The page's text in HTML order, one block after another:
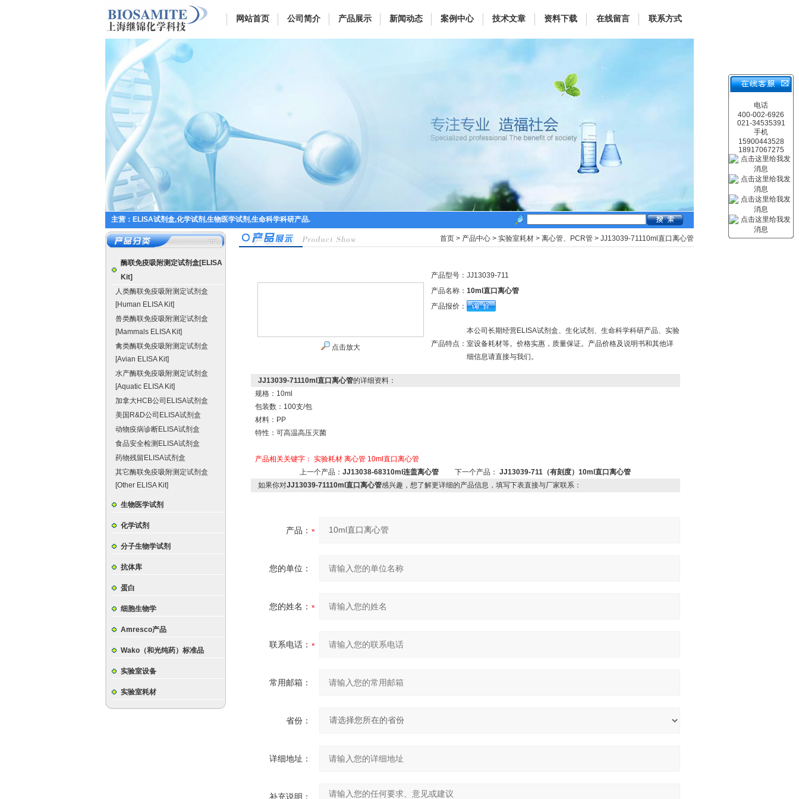
网站首页 公司简介 产品展示 新闻动态 案例中心 技术文章 资料下载 在线留言 联系方式
主营：ELISA试剂盒,化学试剂,生物医学试剂,生命科学科研产品.
酶联免疫吸附测定试剂盒[ELISA
Kit]
人类酶联免疫吸附测定试剂盒
[Human ELISA Kit]
兽类酶联免疫吸附测定试剂盒
[Mammals ELISA Kit]
禽类酶联免疫吸附测定试剂盒
[Avian ELISA Kit]
水产酶联免疫吸附测定试剂盒
[Aquatic ELISA Kit]
加拿大HCB公司ELISA试剂盒
美国R&D公司ELISA试剂盒
动物疫病诊断ELISA试剂盒
食品安全检测ELISA试剂盒
药物残留ELISA试剂盒
其它酶联免疫吸附测定试剂盒
[Other ELISA Kit]
生物医学试剂
化学试剂
分子生物学试剂
抗体库
蛋白
细胞生物学
Amresco产品
Wako（和光纯药）标准品
实验室设备
实验室耗材
首页 > 产品中心 > 实验室耗材 > 离心管、PCR管 > JJ13039-71110ml直口离心管
点击放大
产品型号： JJ13039-711
产品名称： 10ml直口离心管
产品报价：
产品特点：
本公司长期经营ELISA试剂盒、生化试剂、生命科学科研产品、实验
室设备耗材等。价格实惠，质量保证。产品价格及说明书和其他详
细信息请直接与我们。
JJ13039-71110ml直口离心管的详细资料：
规格：10ml
包装数：100支/包
材料：PP
特性：可高温高压灭菌
产品相关关键字： 实验耗材 离心管 10ml直口离心管
上一个产品： JJ13038-68310ml连盖离心管 下一个产品： JJ13039-711（有刻度）10ml直口离心管
如果你对JJ13039-71110ml直口离心管感兴趣，想了解更详细的产品信息，填写下表直接与厂家联系：
产品：
您的单位：
您的姓名：
联系电话：
常用邮箱：
省份：
详细地址：
补充说明：
电话
400-002-6926
021-34535391
手机
15900443528
18917067275